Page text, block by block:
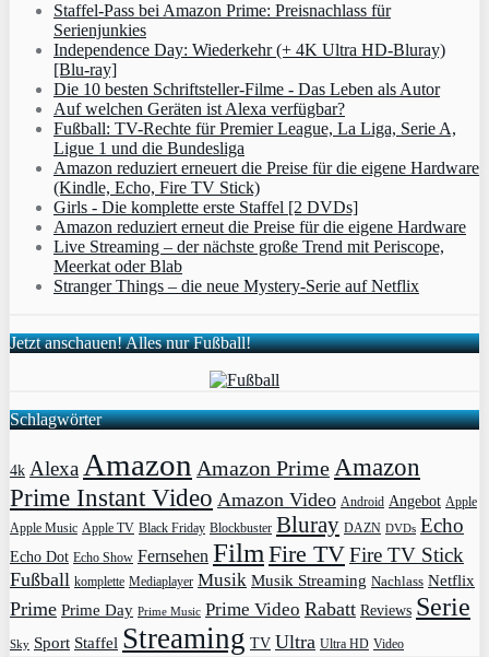
Staffel-Pass bei Amazon Prime: Preisnachlass für
Serienjunkies
Independence Day: Wiederkehr (+ 4K Ultra HD-Bluray)
[Blu-ray]
Die 10 besten Schriftsteller-Filme - Das Leben als Autor
Auf welchen Geräten ist Alexa verfügbar?
Fußball: TV-Rechte für Premier League, La Liga, Serie A,
Ligue 1 und die Bundesliga
Amazon reduziert erneuert die Preise für die eigene Hardware
(Kindle, Echo, Fire TV Stick)
Girls - Die komplette erste Staffel [2 DVDs]
Amazon reduziert erneut die Preise für die eigene Hardware
Live Streaming – der nächste große Trend mit Periscope,
Meerkat oder Blab
Stranger Things – die neue Mystery-Serie auf Netflix
Jetzt anschauen! Alles nur Fußball!
Schlagwörter
4k AlexaAmazon Amazon PrimeAmazon
Prime Instant Video Amazon Video Android Angebot Apple
Apple Music Apple TV Black Friday Blockbuster Bluray DAZN DVDs Echo
Echo Dot Echo Show Fernsehen FilmFire TVFire TV Stick
Fußball komplette Mediaplayer Musik Musik Streaming Nachlass Netflix
Prime Prime Day Prime Music Prime Video Rabatt Reviews Serie
Sky Sport Staffel Streaming TV Ultra Ultra HD Video